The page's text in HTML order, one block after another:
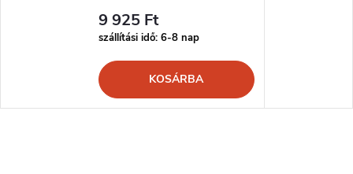
9 925 Ft
szállítási idő: 6-8 nap
KOSÁRBA